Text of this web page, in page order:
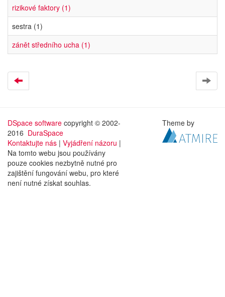
rizikové faktory (1)
sestra (1)
zánět středního ucha (1)
DSpace software copyright © 2002-
2016 DuraSpace
Kontaktujte nás | Vyjádření názoru |
Na tomto webu jsou používány
pouze cookies nezbytně nutné pro
zajištění fungování webu, pro které
není nutné získat souhlas.
Theme by